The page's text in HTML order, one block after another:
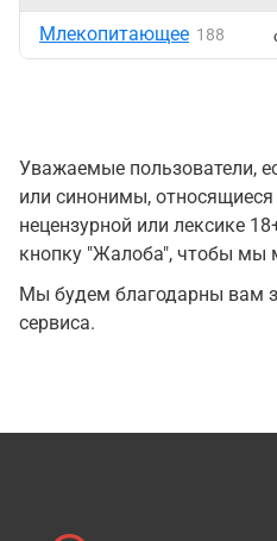
Млекопитающее 188
Уважаемые пользователи,
или синонимы, относящиеся
нецензурной или лексике
кнопку "Жалоба", чтобы мы
Мы будем благодарны вам
сервиса.